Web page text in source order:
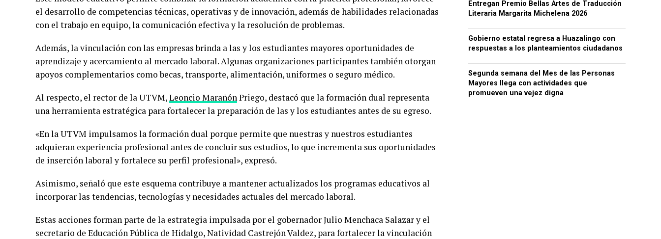
el desarrollo de competencias técnicas, operativas y de innovación, además de habilidades relacionadas
con el trabajo en equipo, la comunicación efectiva y la resolución de problemas.
Además, la vinculación con las empresas brinda a las y los estudiantes mayores oportunidades de
aprendizaje y acercamiento al mercado laboral. Algunas organizaciones participantes también otorgan
apoyos complementarios como becas, transporte, alimentación, uniformes o seguro médico.
Al respecto, el rector de la UTVM,Leoncio MarañónPriego, destacó que la formación dual representa
una herramienta estratégica para fortalecer la preparación de las y los estudiantes antes de su egreso.
«En la UTVM impulsamos la formación dual porque permite que nuestras y nuestros estudiantes
adquieran experiencia profesional antes de concluir sus estudios, lo que incrementa sus oportunidades
de inserción laboral y fortalece su perfil profesional», expresó.
Asimismo, señaló que este esquema contribuye a mantener actualizados los programas educativos al
incorporar las tendencias, tecnologías y necesidades actuales del mercado laboral.
Estas acciones forman parte de la estrategia impulsada por el gobernador Julio Menchaca Salazar y el
secretario de Educación Pública de Hidalgo, Natividad Castrejón Valdez, para fortalecer la vinculación
Entregan Premio Bellas Artes de Traducción
Literaria Margarita Michelena 2026
Gobierno estatal regresa a Huazalingo con
respuestas a los planteamientos ciudadanos
Segunda semana del Mes de las Personas
Mayores llega con actividades que
promueven una vejez digna